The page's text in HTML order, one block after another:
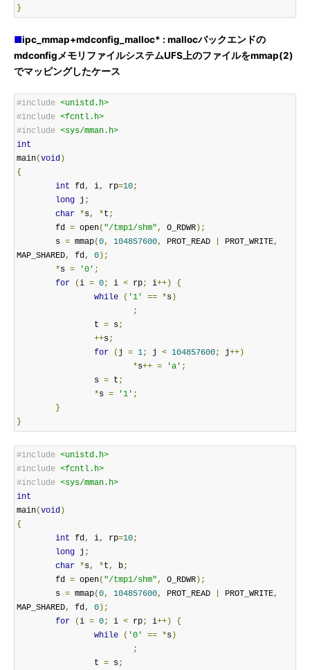
}
■ipc_mmap+mdconfig_malloc* : mallocバックエンドの
mdconfigメモリファイルシステムUFS上のファイルをmmap(2)
でマッピングしたケース
#include <unistd.h>
#include <fcntl.h>
#include <sys/mman.h>
int
main(void )
{
int fd, i, rp=10;
long j ;
char *s, *t ;
        fd
= open( "/tmp1/shm", O_RDWR );
        s
= mmap(0, 104857600, PROT_READ PROT_WRITE,
MAP_SHARED, fd, 0 );
*s = '0' ;
for
(i = 0; i < rp; i++)
{
while
( '1' == *s )
;
                t
= s;
++s;
for
( j = 1; j < 104857600; j++)
*s++ = 'a' ;
                s
= t ;
*s = '1' ;
}
}
#include <unistd.h>
#include <fcntl.h>
#include <sys/mman.h>
int
main(void )
{
int fd, i, rp=10;
long j ;
char *s, *t, b;
        fd
= open( "/tmp1/shm", O_RDWR );
        s
= mmap(0, 104857600, PROT_READ PROT_WRITE,
MAP_SHARED, fd, 0 );
for
(i = 0; i < rp; i++)
{
while
( '0' == *s )
;
                t
= s;